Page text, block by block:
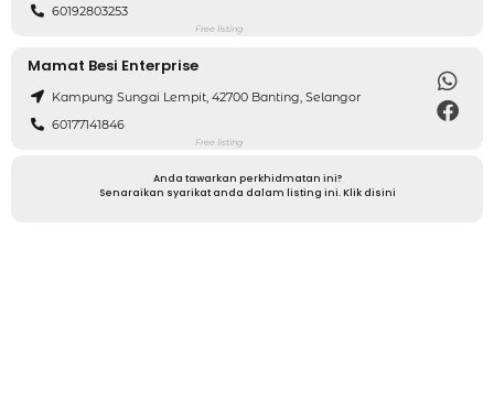
60192803253
Free listing
Mamat Besi Enterprise
Kampung Sungai Lempit, 42700 Banting, Selangor
60177141846
Free listing
Anda tawarkan perkhidmatan ini?
Senaraikan syarikat anda dalam listing ini. Klik disini